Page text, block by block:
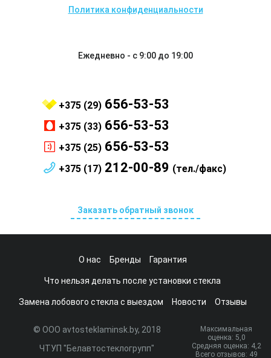
Политика конфиденциальности
Ежедневно - с 9:00 до 19:00
+375 (29) 656-53-53
+375 (33) 656-53-53
+375 (25) 656-53-53
+375 (17) 212-00-89 (тел./факс)
Заказать обратный звонок
О нас Бренды Гарантия
Что нельзя делать после установки стекла
Замена лобового стекла с выездом Новости Отзывы
© ООО avtosteklaminsk.by, 2018
ЧТУП "Белавтостеклогрупп"
Максимальная
оценка: 5,0
Средняя оценка: 4,2
Всего отзывов: 49